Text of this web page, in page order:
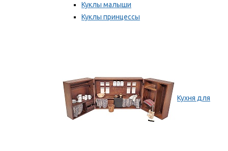
Куклы малыши
Куклы принцессы
Кухня для